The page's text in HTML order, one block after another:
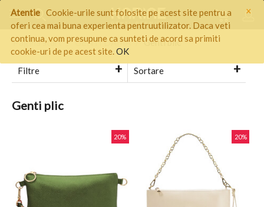
×
Atentie Cookie-urile sunt folosite pe acest site pentru a
oferi cea mai buna experienta pentruutilizator. Daca veti
continua, vom presupune ca sunteti de acord sa primiti
cookie-uri de pe acest site.OK
Pagina start / GENTI DAMA / Genti plic
Filtre Sortare
Genti plic
20% 20%